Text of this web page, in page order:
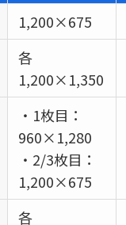
1,200×675
各
1,200×1,350
・1枚目：
960×1,280
・2/3枚目：
1,200×675
各